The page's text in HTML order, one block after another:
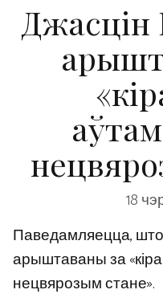
Джасцін
18
Паведамляецца,
арыштаваны за
нецвярозым стане».